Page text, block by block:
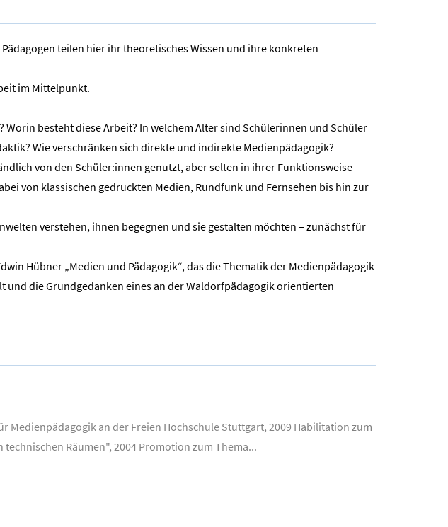
teilen hier ihr theoretisches Wissen und ihre konkreten
im Mittelpunkt.
besteht diese Arbeit? In welchem Alter sind Schülerinnen und Schüler
Wie verschränken sich direkte und indirekte Medienpädagogik?
von den Schüler:innen genutzt, aber selten in ihrer Funktionsweise
von klassischen gedruckten Medien, Rundfunk und Fernsehen bis hin zur
verstehen, ihnen begegnen und sie gestalten möchten – zunächst für
Hübner „Medien und Pädagogik“, das die Thematik der Medienpädagogik
die Grundgedanken eines an der Waldorfpädagogik orientierten
Medienpädagogik an der Freien Hochschule Stuttgart, 2009 Habilitation zum
Räumen", 2004 Promotion zum Thema...